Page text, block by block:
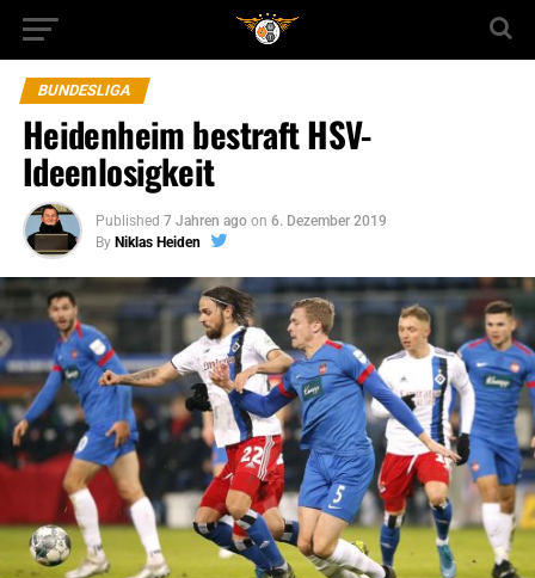
BUNDESLIGA
Heidenheim bestraft HSV-
Ideenlosigkeit
Published 7 Jahren ago on 6. Dezember 2019
By Niklas Heiden